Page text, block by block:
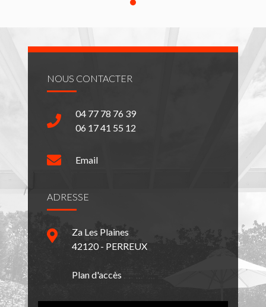
NOUS CONTACTER
04 77 78 76 39
06 17 41 55 12
Email
ADRESSE
Za Les Plaines
42120 - PERREUX
Plan d'accès